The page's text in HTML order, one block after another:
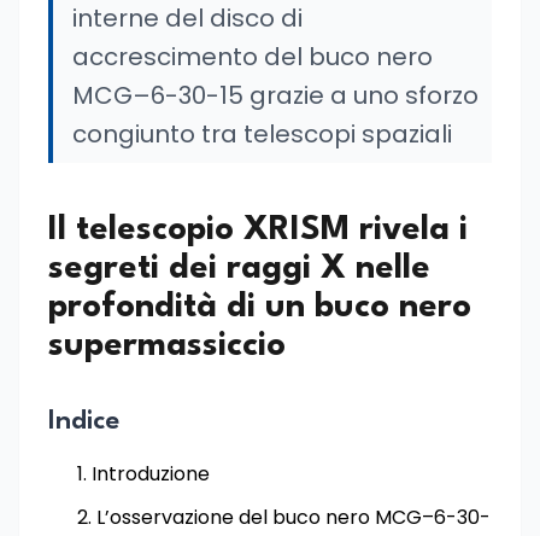
interne del disco di
accrescimento del buco nero
MCG–6-30-15 grazie a uno sforzo
congiunto tra telescopi spaziali
Il telescopio XRISM rivela i
segreti dei raggi X nelle
profondità di un buco nero
supermassiccio
Indice
Introduzione
L’osservazione del buco nero MCG–6-30-